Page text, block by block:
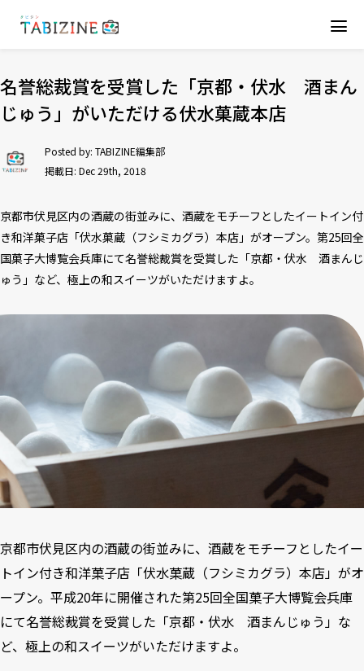
名誉総裁賞を受賞した「京都・伏水 酒まん
じゅう」がいただける伏水菓蔵本店
Posted by: TABIZINE編集部
掲載日: Dec 29th, 2018
京都市伏見区内の酒蔵の街並みに、酒蔵をモチーフとしたイートイン付
き和洋菓子店「伏水菓蔵（フシミカグラ）本店」がオープン。第25回全
国菓子大博覧会兵庫にて名誉総裁賞を受賞した「京都・伏水 酒まんじ
ゅう」など、極上の和スイーツがいただけますよ。
京都市伏見区内の酒蔵の街並みに、酒蔵をモチーフとしたイー
トイン付き和洋菓子店「伏水菓蔵（フシミカグラ）本店」がオ
ープン。平成20年に開催された第25回全国菓子大博覧会兵庫
にて名誉総裁賞を受賞した「京都・伏水 酒まんじゅう」な
ど、極上の和スイーツがいただけますよ。